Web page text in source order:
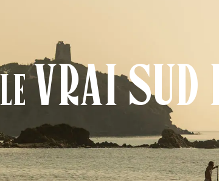
levrai sud